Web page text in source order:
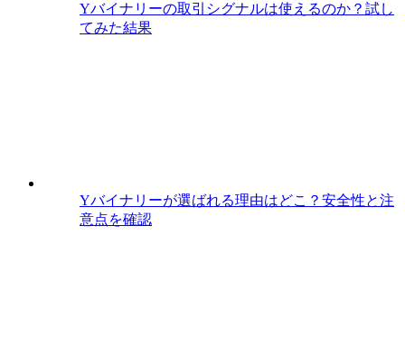
Yバイナリーの取引シグナルは使えるのか？試し
てみた結果
Yバイナリーが選ばれる理由はどこ？安全性と注
意点を確認